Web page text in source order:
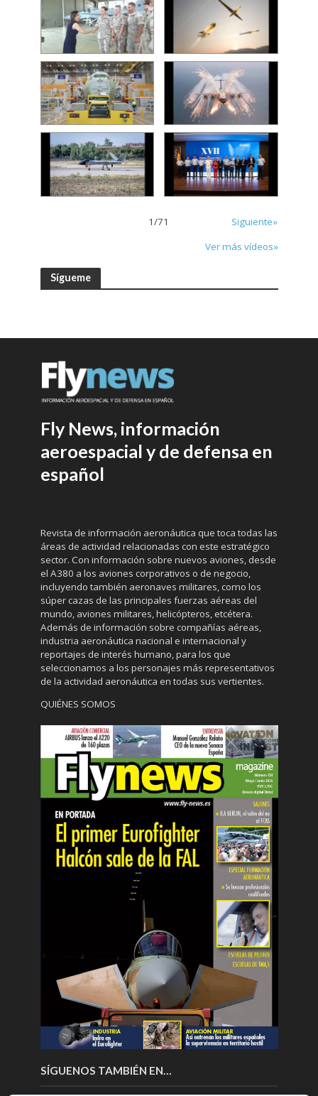
1/71
Siguiente»
Ver más vídeos»
Sígueme
Fly News, información
aeroespacial y de defensa en
español
Revista de información aeronáutica que toca todas las
áreas de actividad relacionadas con este estratégico
sector. Con información sobre nuevos aviones, desde
el A380 a los aviones corporativos o de negocio,
incluyendo también aeronaves militares, como los
súper cazas de las principales fuerzas aéreas del
mundo, aviones militares, helicópteros, etcétera.
Además de información sobre compañías aéreas,
industria aeronáutica nacional e internacional y
reportajes de interés humano, para los que
seleccionamos a los personajes más representativos
de la actividad aeronáutica en todas sus vertientes.
QUIÉNES SOMOS
SÍGUENOS TAMBIÉN EN…